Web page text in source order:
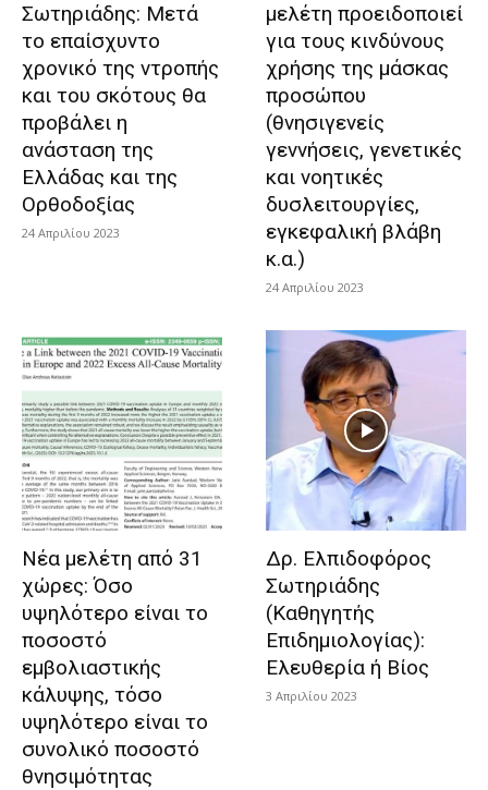
Σωτηριάδης: Μετά
το επαίσχυντο
χρονικό της ντροπής
και του σκότους θα
προβάλει η
ανάσταση της
Ελλάδας και της
Ορθοδοξίας
24 Απριλίου 2023
μελέτη προειδοποιεί
για τους κινδύνους
χρήσης της μάσκας
προσώπου
(θνησιγενείς
γεννήσεις, γενετικές
και νοητικές
δυσλειτουργίες,
εγκεφαλική βλάβη
κ.α.)
24 Απριλίου 2023
Νέα μελέτη από 31
χώρες: Όσο
υψηλότερο είναι το
ποσοστό
εμβολιαστικής
κάλυψης, τόσο
υψηλότερο είναι το
συνολικό ποσοστό
θνησιμότητας
Δρ. Ελπιδοφόρος
Σωτηριάδης
(Καθηγητής
Επιδημιολογίας):
Ελευθερία ή Βίος
3 Απριλίου 2023